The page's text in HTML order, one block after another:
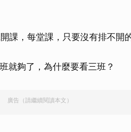
課，每堂課，只要沒有排不開
就夠了，為什麼要看三班？
廣告（請繼續閱讀本文）